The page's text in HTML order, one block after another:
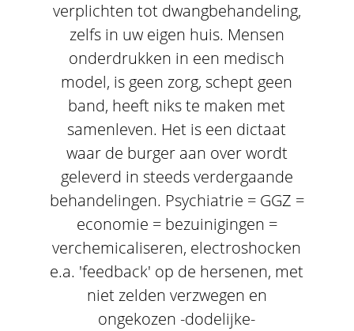
verplichten tot dwangbehandeling,
zelfs in uw eigen huis. Mensen
onderdrukken in een medisch
model, is geen zorg, schept geen
band, heeft niks te maken met
samenleven. Het is een dictaat
waar de burger aan over wordt
geleverd in steeds verdergaande
behandelingen. Psychiatrie = GGZ =
economie = bezuinigingen =
verchemicaliseren, electroshocken
e.a. 'feedback' op de hersenen, met
niet zelden verzwegen en
ongekozen -dodelijke-